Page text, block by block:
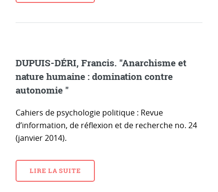
DUPUIS-DÉRI, Francis. "Anarchisme et
nature humaine : domination contre
autonomie "
Cahiers de psychologie politique : Revue
d’information, de réflexion et de recherche no. 24
(janvier 2014).
LIRE LA SUITE